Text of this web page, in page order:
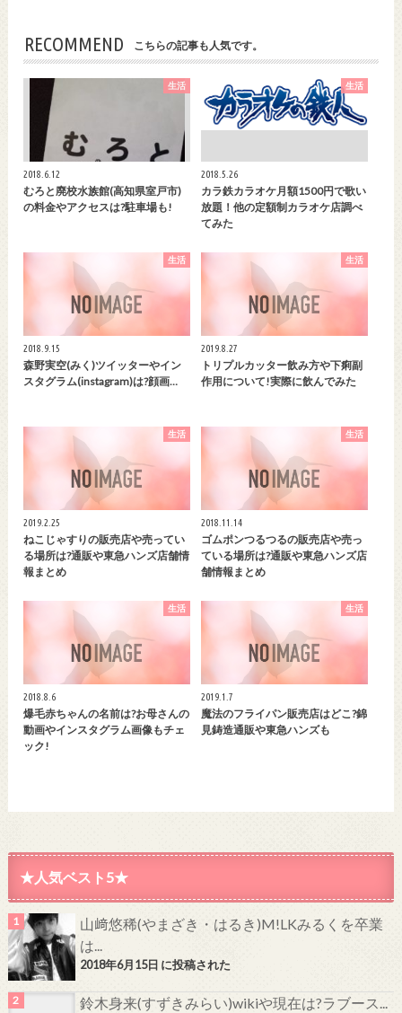
RECOMMEND こちらの記事も人気です。
生活
2018.6.12
むろと廃校水族館(高知県室戸市)
の料金やアクセスは?駐車場も!
生活
2018.5.26
カラ鉄カラオケ月額1500円で歌い
放題！他の定額制カラオケ店調べ
てみた
生活
2018.9.15
森野実空(みく)ツイッターやイン
スタグラム(instagram)は?顔画…
生活
2019.8.27
トリプルカッター飲み方や下痢副
作用について!実際に飲んでみた
生活
2019.2.25
ねこじゃすりの販売店や売ってい
る場所は?通販や東急ハンズ店舗情
報まとめ
生活
2018.11.14
ゴムポンつるつるの販売店や売っ
ている場所は?通販や東急ハンズ店
舗情報まとめ
生活
2018.8.6
爆毛赤ちゃんの名前は?お母さんの
動画やインスタグラム画像もチェ
ック!
生活
2019.1.7
魔法のフライパン販売店はどこ?錦
見鋳造通販や東急ハンズも
★人気ベスト5★
山﨑悠稀(やまざき・はるき)M!LKみるくを卒業
は...
2018年6月15日 に投稿された
鈴木身来(すずきみらい)wikiや現在は?ラブース...